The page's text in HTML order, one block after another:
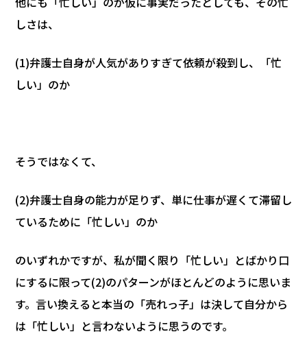
しさは、
(1)弁護士自身が人気がありすぎて依頼が殺到し、「忙
しい」のか
そうではなくて、
(2)弁護士自身の能力が足りず、単に仕事が遅くて滞留し
ているために「忙しい」のか
のいずれかですが、私が聞く限り「忙しい」とばかり口
にするに限って(2)のパターンがほとんどのように思いま
す。言い換えると本当の「売れっ子」は決して自分から
は「忙しい」と言わないように思うのです。